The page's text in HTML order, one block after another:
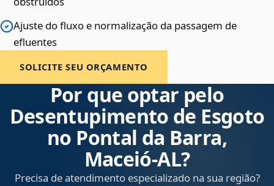
Ajuste do fluxo e normalização da passagem de
efluentes
SOLICITE SEU ORÇAMENTO
Por que optar pelo
Desentupimento de Esgoto
no Pontal da Barra,
Maceió‑AL?
Precisa de atendimento especializado na sua região?